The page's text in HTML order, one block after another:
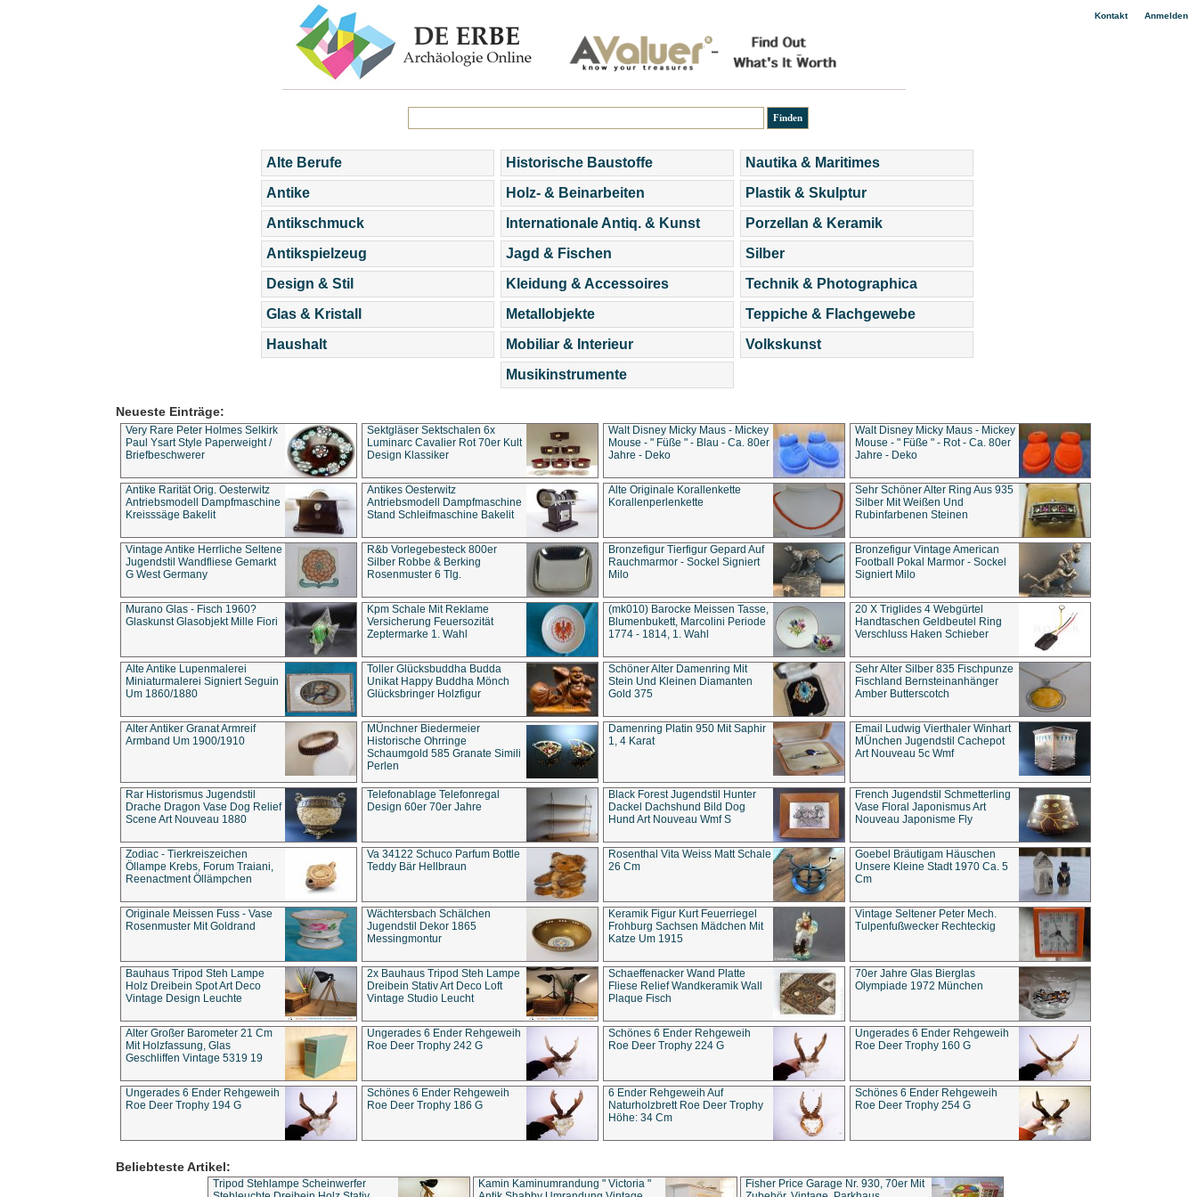
Kontakt| Anmelden
Alte Berufe
Antike
Antikschmuck
Antikspielzeug
Design & Stil
Glas & Kristall
Haushalt
Historische Baustoffe
Holz- & Beinarbeiten
Internationale Antiq. & Kunst
Jagd & Fischen
Kleidung & Accessoires
Metallobjekte
Mobiliar & Interieur
Musikinstrumente
Nautika & Maritimes
Plastik & Skulptur
Porzellan & Keramik
Silber
Technik & Photographica
Teppiche & Flachgewebe
Volkskunst
Neueste Einträge:
Very Rare Peter Holmes Selkirk
Paul Ysart Style Paperweight /
Briefbeschwerer
Sektgläser Sektschalen 6x
Luminarc Cavalier Rot 70er Kult
Design Klassiker
Walt Disney Micky Maus - Mickey
Mouse - " Füße " - Blau - Ca. 80er
Jahre - Deko
Walt Disney Micky Maus - Mickey
Mouse - " Füße " - Rot - Ca. 80er
Jahre - Deko
Antike Rarität Orig. Oesterwitz
Antriebsmodell Dampfmaschine
Kreisssäge Bakelit
Antikes Oesterwitz
Antriebsmodell Dampfmaschine
Stand Schleifmaschine Bakelit
Alte Originale Korallenkette
Korallenperlenkette
Sehr Schöner Alter Ring Aus 935
Silber Mit Weißen Und
Rubinfarbenen Steinen
Vintage Antike Herrliche Seltene
Jugendstil Wandfliese Gemarkt
G West Germany
R&b Vorlegebesteck 800er
Silber Robbe & Berking
Rosenmuster 6 Tlg.
Bronzefigur Tierfigur Gepard Auf
Rauchmarmor - Sockel Signiert
Milo
Bronzefigur Vintage American
Football Pokal Marmor - Sockel
Signiert Milo
Murano Glas - Fisch 1960?
Glaskunst Glasobjekt Mille Fiori
Kpm Schale Mit Reklame
Versicherung Feuersozität
Zeptermarke 1. Wahl
(mk010) Barocke Meissen Tasse,
Blumenbukett, Marcolini Periode
1774 - 1814, 1. Wahl
20 X Triglides 4 Webgürtel
Handtaschen Geldbeutel Ring
Verschluss Haken Schieber
Alte Antike Lupenmalerei
Miniaturmalerei Signiert Seguin
Um 1860/1880
Toller Glücksbuddha Budda
Unikat Happy Buddha Mönch
Glücksbringer Holzfigur
Schöner Alter Damenring Mit
Stein Und Kleinen Diamanten
Gold 375
Sehr Alter Silber 835 Fischpunze
Fischland Bernsteinanhänger
Amber Butterscotch
Alter Antiker Granat Armreif
Armband Um 1900/1910
MÜnchner Biedermeier
Historische Ohrringe
Schaumgold 585 Granate Simili
Perlen
Damenring Platin 950 Mit Saphir
1, 4 Karat
Email Ludwig Vierthaler Winhart
MÜnchen Jugendstil Cachepot
Art Nouveau 5c Wmf
Rar Historismus Jugendstil
Drache Dragon Vase Dog Relief
Scene Art Nouveau 1880
Telefonablage Telefonregal
Design 60er 70er Jahre
Black Forest Jugendstil Hunter
Dackel Dachshund Bild Dog
Hund Art Nouveau Wmf S
French Jugendstil Schmetterling
Vase Floral Japonismus Art
Nouveau Japonisme Fly
Zodiac - Tierkreiszeichen
Öllampe Krebs, Forum Traiani,
Reenactment Öllämpchen
Va 34122 Schuco Parfum Bottle
Teddy Bär Hellbraun
Rosenthal Vita Weiss Matt Schale
26 Cm
Goebel Bräutigam Häuschen
Unsere Kleine Stadt 1970 Ca. 5
Cm
Originale Meissen Fuss - Vase
Rosenmuster Mit Goldrand
Wächtersbach Schälchen
Jugendstil Dekor 1865
Messingmontur
Keramik Figur Kurt Feuerriegel
Frohburg Sachsen Mädchen Mit
Katze Um 1915
Vintage Seltener Peter Mech.
Tulpenfußwecker Rechteckig
Bauhaus Tripod Steh Lampe
Holz Dreibein Spot Art Deco
Vintage Design Leuchte
2x Bauhaus Tripod Steh Lampe
Dreibein Stativ Art Deco Loft
Vintage Studio Leucht
Schaeffenacker Wand Platte
Fliese Relief Wandkeramik Wall
Plaque Fisch
70er Jahre Glas Bierglas
Olympiade 1972 München
Alter Großer Barometer 21 Cm
Mit Holzfassung, Glas
Geschliffen Vintage 5319 19
Ungerades 6 Ender Rehgeweih
Roe Deer Trophy 242 G
Schönes 6 Ender Rehgeweih
Roe Deer Trophy 224 G
Ungerades 6 Ender Rehgeweih
Roe Deer Trophy 160 G
Ungerades 6 Ender Rehgeweih
Roe Deer Trophy 194 G
Schönes 6 Ender Rehgeweih
Roe Deer Trophy 186 G
6 Ender Rehgeweih Auf
Naturholzbrett Roe Deer Trophy
Höhe: 34 Cm
Schönes 6 Ender Rehgeweih
Roe Deer Trophy 254 G
Beliebteste Artikel:
Tripod Stehlampe Scheinwerfer
Kamin Kaminumrandung " Victoria "
Fisher Price Garage Nr. 930, 70er Mit